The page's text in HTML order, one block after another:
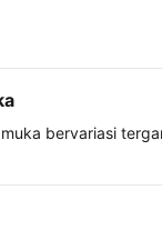
bervariasi